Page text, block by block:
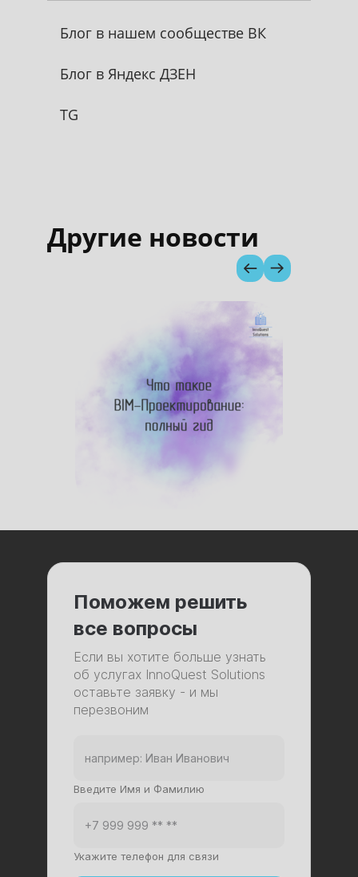
Блог в нашем сообществе ВК
Блог в Яндекс ДЗЕН
TG
Другие новости
Поможем решить
все вопросы
Если вы хотите больше узнать
об услугах InnoQuest Solutions
оставьте заявку - и мы
перезвоним
Введите Имя и Фамилию
Укажите телефон для связи